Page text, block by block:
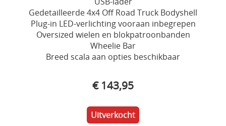
Gedetailleerde 4x4 Off Road Truck Bodyshell
Plug-in LED-verlichting vooraan inbegrepen
Oversized wielen en blokpatroonbanden
Wheelie Bar
Breed scala aan opties beschikbaar
€ 143,95
Uitverkocht